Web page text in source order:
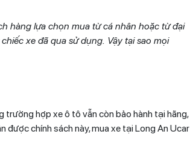
hàng lựa chọn mua từ cá nhân hoặc từ đại
xe đã qua sử dụng. Vậy tại sao mọi
trường hợp xe ô tô vẫn còn bảo hành tại hãng,
được chính sách này, mua xe tại Long An Ucar